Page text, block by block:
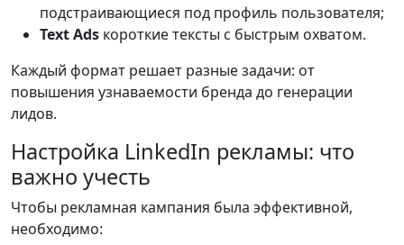
подстраивающиеся под профиль пользователя;
Text Ads короткие тексты с быстрым охватом.
Каждый формат решает разные задачи: от
повышения узнаваемости бренда до генерации
лидов.
Настройка LinkedIn рекламы: что
важно учесть
Чтобы рекламная кампания была эффективной,
необходимо: